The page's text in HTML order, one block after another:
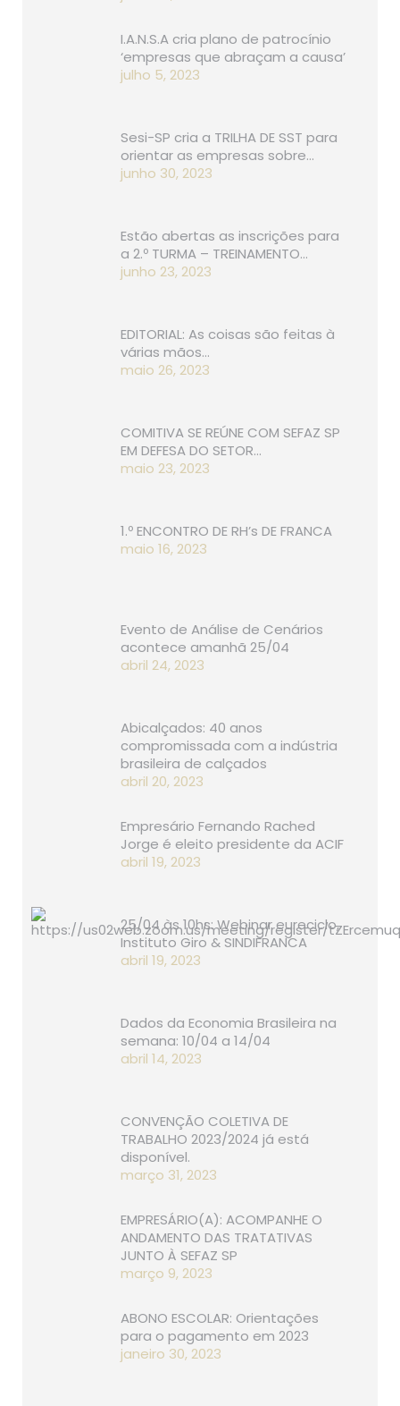
I.A.N.S.A cria plano de patrocínio
‘empresas que abraçam a causa’
julho 5, 2023
Sesi-SP cria a TRILHA DE SST para
orientar as empresas sobre…
junho 30, 2023
Estão abertas as inscrições para
a 2.º TURMA – TREINAMENTO…
junho 23, 2023
EDITORIAL: As coisas são feitas à
várias mãos…
maio 26, 2023
COMITIVA SE REÚNE COM SEFAZ SP
EM DEFESA DO SETOR…
maio 23, 2023
1.º ENCONTRO DE RH’s DE FRANCA
maio 16, 2023
Evento de Análise de Cenários
acontece amanhã 25/04
abril 24, 2023
Abicalçados: 40 anos
compromissada com a indústria
brasileira de calçados
abril 20, 2023
Empresário Fernando Rached
Jorge é eleito presidente da ACIF
abril 19, 2023
25/04 às 10hs: Webinar eureciclo,
Instituto Giro & SINDIFRANCA
abril 19, 2023
Dados da Economia Brasileira na
semana: 10/04 a 14/04
abril 14, 2023
CONVENÇÃO COLETIVA DE
TRABALHO 2023/2024 já está
disponível.
março 31, 2023
EMPRESÁRIO(A): ACOMPANHE O
ANDAMENTO DAS TRATATIVAS
JUNTO À SEFAZ SP
março 9, 2023
ABONO ESCOLAR: Orientações
para o pagamento em 2023
janeiro 30, 2023